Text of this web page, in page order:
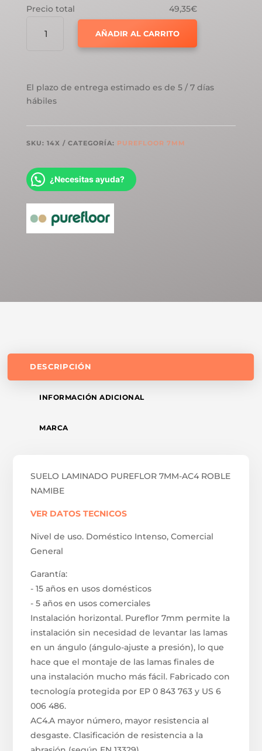
Precio total
49,35€
LAMINADO
ROBLE
NAMIBE
AÑADIR AL CARRITO
El plazo de entrega estimado es de 5 / 7 días
hábiles
SKU: 14X CATEGORÍA: PUREFLOOR 7MM
¿Necesitas ayuda?
DESCRIPCIÓN
INFORMACIÓN ADICIONAL
MARCA
SUELO LAMINADO PUREFLOR 7MM-AC4 ROBLE
NAMIBE
VER DATOS TECNICOS
Nivel de uso. Doméstico Intenso, Comercial
General
Garantía:
- 15 años en usos domésticos
- 5 años en usos comerciales
Instalación horizontal. Pureflor 7mm permite la
instalación sin necesidad de levantar las lamas
en un ángulo (ángulo-ajuste a presión), lo que
hace que el montaje de las lamas finales de
una instalación mucho más fácil. Fabricado con
tecnología protegida por EP 0 843 763 y US 6
006 486.
AC4.A mayor número, mayor resistencia al
desgaste. Clasificación de resistencia a la